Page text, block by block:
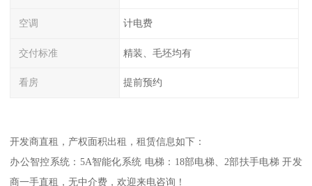
空调 计电费
交付标准 精装、毛坯均有
看房 提前预约
开发商直租，产权面积出租，租赁信息如下：
办公智控系统：5A智能化系统 电梯：18部电梯、2部扶手电梯 开发
商一手直租，无中介费，欢迎来电咨询！